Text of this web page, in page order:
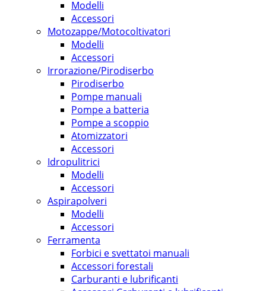
Modelli
Accessori
Motozappe/Motocoltivatori
Modelli
Accessori
Irrorazione/Pirodiserbo
Pirodiserbo
Pompe manuali
Pompe a batteria
Pompe a scoppio
Atomizzatori
Accessori
Idropulitrici
Modelli
Accessori
Aspirapolveri
Modelli
Accessori
Ferramenta
Forbici e svettatoi manuali
Accessori forestali
Carburanti e lubrificanti